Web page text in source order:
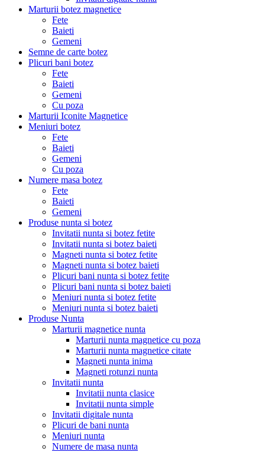
Marturii botez magnetice
Fete
Baieti
Gemeni
Semne de carte botez
Plicuri bani botez
Fete
Baieti
Gemeni
Cu poza
Marturii Iconite Magnetice
Meniuri botez
Fete
Baieti
Gemeni
Cu poza
Numere masa botez
Fete
Baieti
Gemeni
Produse nunta si botez
Invitatii nunta si botez fetite
Invitatii nunta si botez baieti
Magneti nunta si botez fetite
Magneti nunta si botez baieti
Plicuri bani nunta si botez fetite
Plicuri bani nunta si botez baieti
Meniuri nunta si botez fetite
Meniuri nunta si botez baieti
Produse Nunta
Marturii magnetice nunta
Marturii nunta magnetice cu poza
Marturii nunta magnetice citate
Magneti nunta inima
Magneti rotunzi nunta
Invitatii nunta
Invitatii nunta clasice
Invitatii nunta simple
Invitatii digitale nunta
Plicuri de bani nunta
Meniuri nunta
Numere de masa nunta